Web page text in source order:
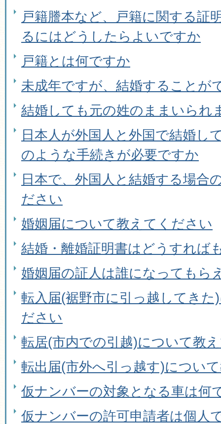
戸籍謄本など、戸籍に関する証
るにはどうしたらよいですか
戸籍とは何ですか
未成年ですが、結婚することが
結婚しても元の姓のままいられ
日本人が外国人と外国で結婚し
のような手続きが必要ですか
日本で、外国人と結婚する場合
ださい
婚姻届について教えてください
結婚・離婚証明書はどうすれば
婚姻届の証人は誰になってもら
転入届(裾野市に引っ越してき
ださい
転居(市内での引越)について教
転出届(市外へ引っ越す)につい
仮ナンバーの対象となる車は何
仮ナンバーの許可申請者は個人